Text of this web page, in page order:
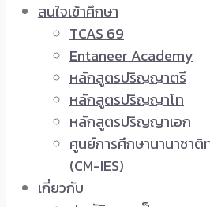
สนใจเข้าศึกษา
TCAS 69
Entaneer Academy
หลักสูตรปริญญาตรี
หลักสูตรปริญญาโท
หลักสูตรปริญญาเอก
ศูนย์การศึกษานานาชา
(CM-IES)
เกี่ยวกับ